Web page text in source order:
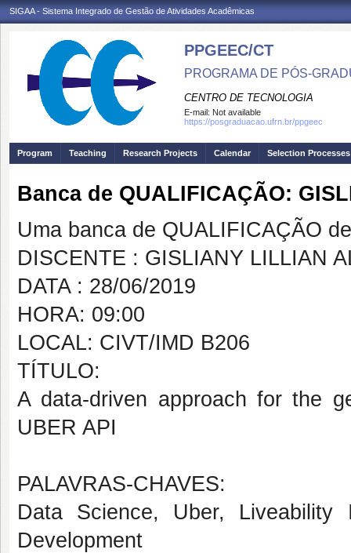
SIGAA - Sistema Integrado de Gestão de Atividades Acadêmicas
PPGEEC/CT
PROGRAMA DE PÓS-
CENTRO DE TECNOLOGIA
E-mail: Not available
https://posgraduacao.ufrn.br/ppgeec
Program Teaching Research Projects Calendar Selection Processes
Banca de QUALIFICAÇÃO:
Uma banca de QUALIFICAÇÃO
DISCENTE : GISLIANY LILLIAN
DATA : 28/06/2019
HORA: 09:00
LOCAL: CIVT/IMD B206
TÍTULO:
A data-driven approach for the
UBER API
PALAVRAS-CHAVES:
Data Science, Uber, Liveability
Development